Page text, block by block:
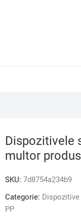
Dispozitivele
multor
SKU: 7d8754a234b9
Categorie:
PP